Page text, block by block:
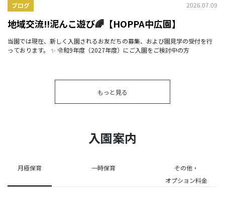
ブログ 2026.07.09
地域交流‼泥んこ遊び🌈【HOPPA中広園】
当園では現在、新しく入園されるお友だちの募集、および園見学の受付を行
っております。 ✨ 令和9年度（2027年度）にご入園をご検討中の方
もっと見る
入園案内
月極保育 一時保育
その他・
オプション料金